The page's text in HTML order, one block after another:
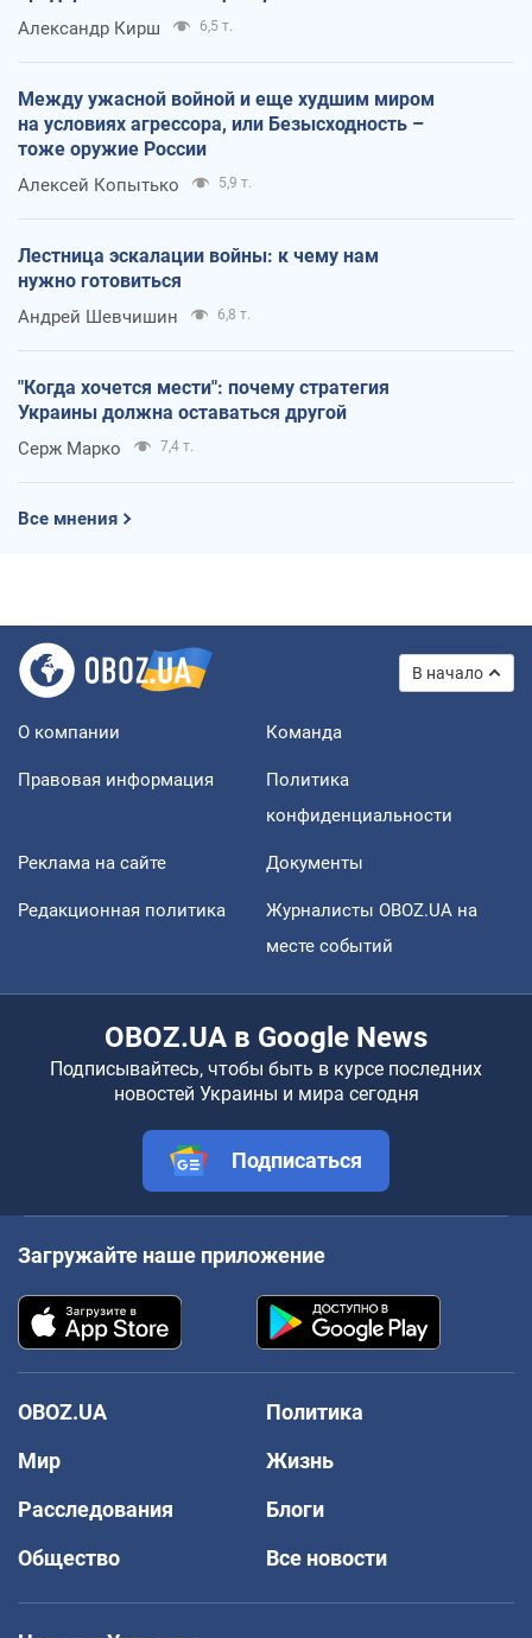
Александр Кирш 6,5 т.
Между ужасной войной и еще худшим миром
на условиях агрессора, или Безысходность –
тоже оружие России
Алексей Копытько 5,9 т.
Лестница эскалации войны: к чему нам
нужно готовиться
Андрей Шевчишин 6,8 т.
"Когда хочется мести": почему стратегия
Украины должна оставаться другой
Серж Марко 7,4 т.
Все мнения
В начало
О компании Команда
Правовая информация
Политика
конфиденциальности
Реклама на сайте Документы
Редакционная политика
Журналисты OBOZ.UA на
месте событий
OBOZ.UA в Google News
Подписывайтесь, чтобы быть в курсе последних
новостей Украины и мира сегодня
Подписаться
Загружайте наше приложение
OBOZ.UA
Политика
Мир
Жизнь
Расследования
Блоги
Общество
Все новости